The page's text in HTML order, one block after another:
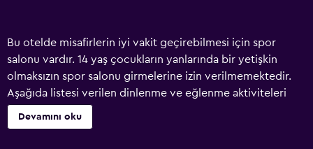
Bu otelde misafirlerin iyi vakit geçirebilmesi için spor
salonu vardır. 14 yaş çocukların yanlarında bir yetişkin
olmaksızın spor salonu girmelerine izin verilmemektedir.
Aşağıda listesi verilen dinlenme ve eğlenme aktiviteleri
otelde veya otelin yakınındadır; bu aktiviteler ücretli
olabilir.
Devamını oku